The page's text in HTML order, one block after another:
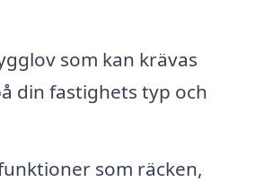
som kan krävas
din fastighets typ och
som räcken,